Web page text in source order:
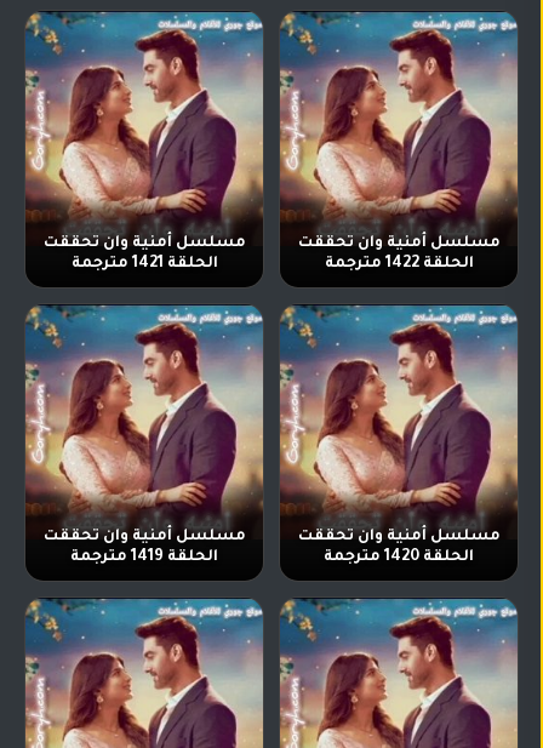
مسلسل أمنية وان تحققت
الحلقة 1422 مترجمة
مسلسل أمنية وان تحققت
الحلقة 1421 مترجمة
مسلسل أمنية وان تحققت
الحلقة 1420 مترجمة
مسلسل أمنية وان تحققت
الحلقة 1419 مترجمة